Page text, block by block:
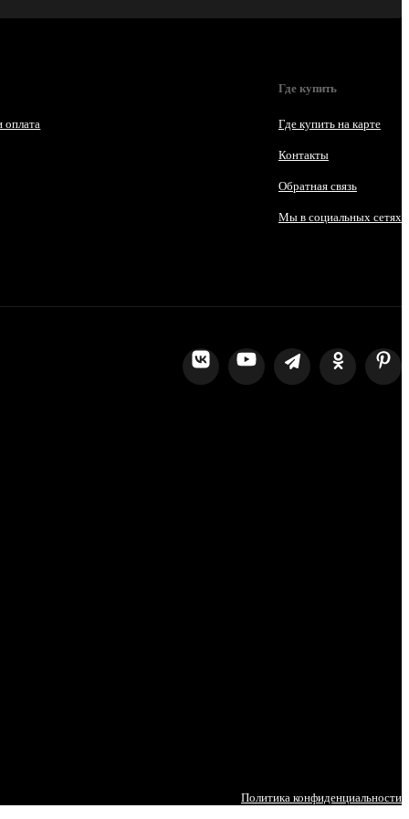
оплата
Где купить
Где купить на карте
Контакты
Обратная связь
Мы в социальных сетях
Политика конфиденциальности